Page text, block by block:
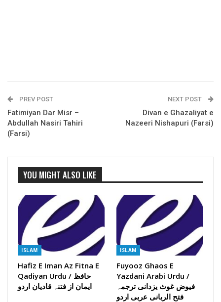
PREV POST
Fatimiyan Dar Misr –
Abdullah Nasiri Tahiri
(Farsi)
NEXT POST
Divan e Ghazaliyat e
Nazeeri Nishapuri (Farsi)
YOU MIGHT ALSO LIKE
ISLAM
Hafiz E Iman Az Fitna E
Qadiyan Urdu / حافظ
ایمان از فتنہ قادیان اردو
ISLAM
Fuyooz Ghaos E
Yazdani Arabi Urdu /
فیوض غوث یزدانی ترجمہ
فتح الربانی عربی اردو